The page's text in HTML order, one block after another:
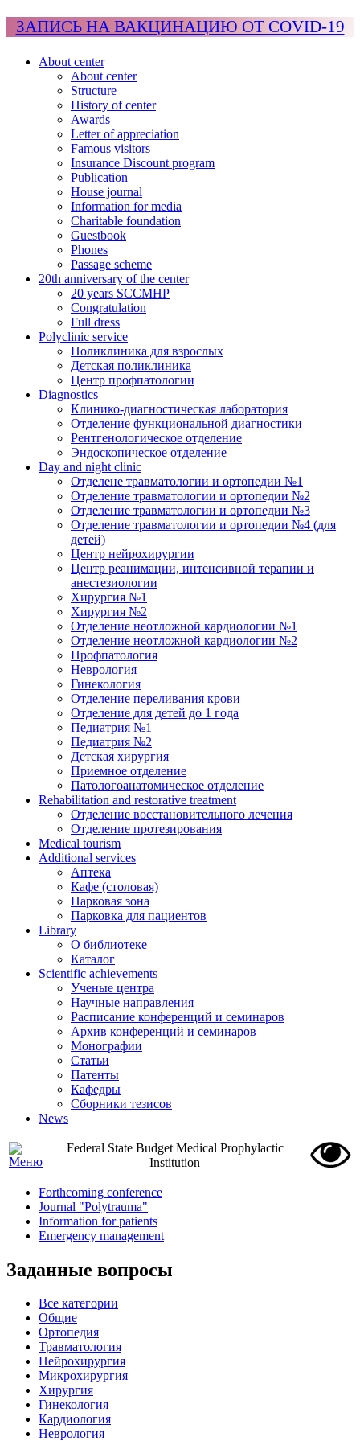
ЗАПИСЬ НА ВАКЦИНАЦИЮ ОТ COVID-19
About center
About center
Structure
History of center
Awards
Letter of appreciation
Famous visitors
Insurance Discount program
Publication
House journal
Information for media
Charitable foundation
Guestbook
Phones
Passage scheme
20th anniversary of the center
20 years SCCMHP
Congratulation
Full dress
Polyclinic service
Поликлиника для взрослых
Детская поликлиника
Центр профпатологии
Diagnostics
Клинико-диагностическая лаборатория
Отделение функциональной диагностики
Рентгенологическое отделение
Эндоскопическое отделение
Day and night clinic
Отделене травматологии и ортопедии №1
Отделение травматологии и ортопедии №2
Отделение травматологии и ортопедии №3
Отделение травматологии и ортопедии №4 (для
детей)
Центр нейрохирургии
Центр реанимации, интенсивной терапии и
анестезиологии
Хирургия №1
Хирургия №2
Отделение неотложной кардиологии №1
Отделение неотложной кардиологии №2
Профпатология
Неврология
Гинекология
Отделение переливания крови
Отделение для детей до 1 года
Педиатрия №1
Педиатрия №2
Детская хирургия
Приемное отделение
Патологоанатомическое отделение
Rehabilitation and restorative treatment
Отделение восстановительного лечения
Отделение протезирования
Medical tourism
Additional services
Аптека
Кафе (столовая)
Парковая зона
Парковка для пациентов
Library
О библиотеке
Каталог
Scientific achievements
Ученые центра
Научные направления
Расписание конференций и семинаров
Архив конференций и семинаров
Монографии
Статьи
Патенты
Кафедры
Сборники тезисов
News
Federal State Budget Medical Prophylactic
Institution
Forthcoming conference
Journal "Polytrauma"
Information for patients
Emergency management
Заданные вопросы
Все категории
Общие
Ортопедия
Травматология
Нейрохирургия
Микрохирургия
Хирургия
Гинекология
Кардиология
Неврология